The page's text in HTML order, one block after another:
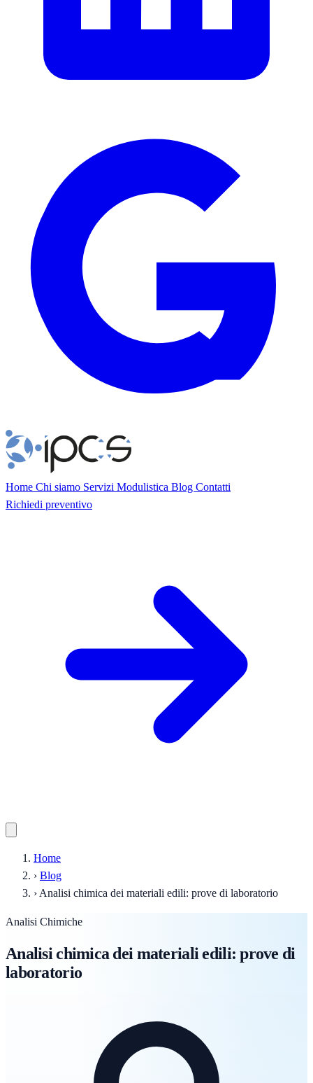
Home Chi siamo Servizi Modulistica Blog Contatti
Richiedi preventivo
Home
› Blog
› Analisi chimica dei materiali edili: prove di laboratorio
Analisi Chimiche
Analisi chimica dei materiali edili: prove di
laboratorio